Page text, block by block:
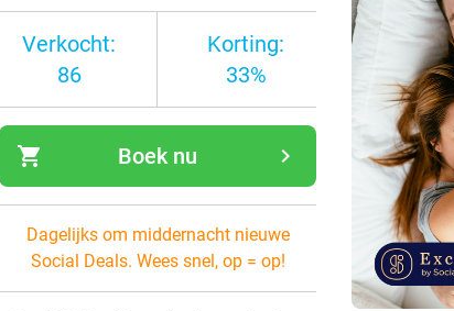
Verkocht:
86
Korting:
33%
shopping_cart navigate_next
Boek nu
Dagelijks om middernacht nieuwe
Social Deals. Wees snel, op = op!